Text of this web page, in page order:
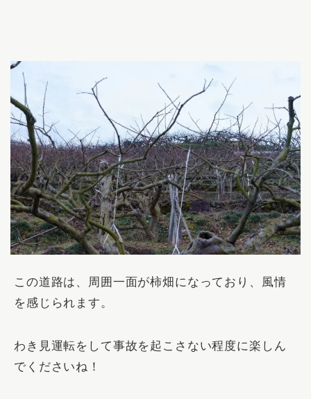
この道路は、周囲一面が柿畑になっており、風情
を感じられます。
わき見運転をして事故を起こさない程度に楽しん
でくださいね！